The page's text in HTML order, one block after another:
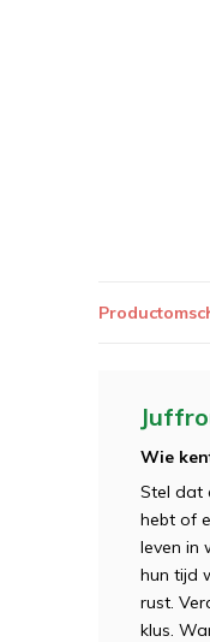
Wie
Stel dat
hebt of
leven in
hun tijd
rust.
klus.